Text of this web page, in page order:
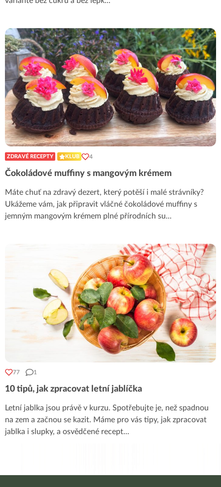
ZDRAVÉ RECEPTY KLUB 4
Čokoládové muffiny s mangovým krémem
Máte chuť na zdravý dezert, který potěší i malé strávníky?
Ukážeme vám, jak připravit vláčné čokoládové muffiny s
jemným mangovým krémem plné přírodních su...
77 1
10 tipů, jak zpracovat letní jablíčka
Letní jablka jsou právě v kurzu. Spotřebujte je, než spadnou
na zem a začnou se kazit. Máme pro vás tipy, jak zpracovat
jablka i slupky, a osvědčené recept...